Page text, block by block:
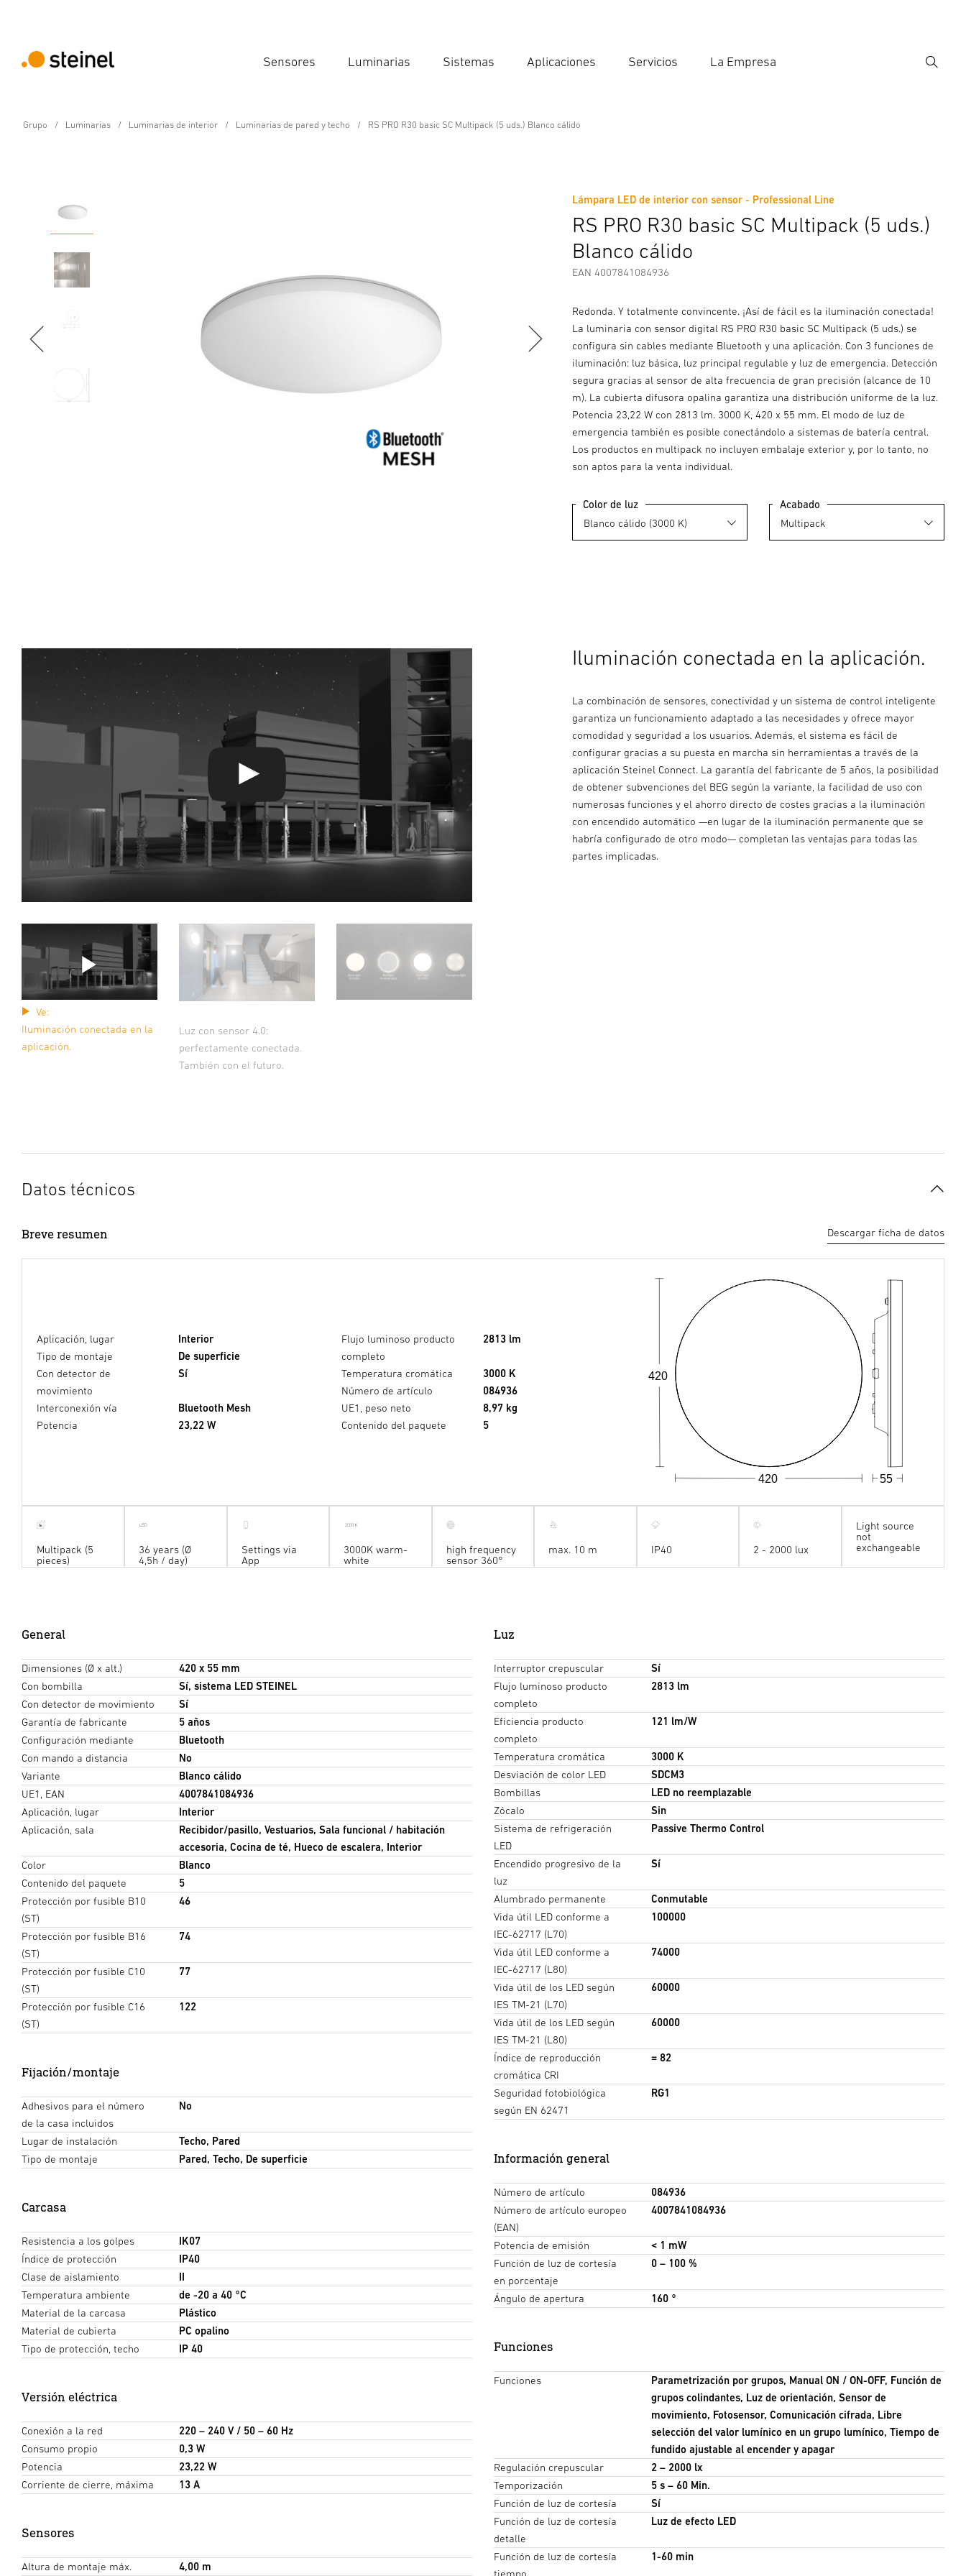
Sensores Luminarias Sistemas Aplicaciones Servicios La Empresa
Grupo Luminarias Luminarias de interior Luminarias de pared y techo RS PRO R30 basic SC Multipack (5 uds.) Blanco cálido
Lámpara LED de interior con sensor - Professional Line
RS PRO R30 basic SC Multipack (5 uds.)
Blanco cálido
EAN 4007841084936
Redonda. Y totalmente convincente. ¡Así de fácil es la iluminación conectada!
La luminaria con sensor digital RS PRO R30 basic SC Multipack (5 uds.) se
configura sin cables mediante Bluetooth y una aplicación. Con 3 funciones de
iluminación: luz básica, luz principal regulable y luz de emergencia. Detección
segura gracias al sensor de alta frecuencia de gran precisión (alcance de 10
m). La cubierta difusora opalina garantiza una distribución uniforme de la luz.
Potencia 23,22 W con 2813 lm. 3000 K, 420 x 55 mm. El modo de luz de
emergencia también es posible conectándolo a sistemas de batería central.
Los productos en multipack no incluyen embalaje exterior y, por lo tanto, no
son aptos para la venta individual.
Color de luz Acabado
Propiedades Instrucciones de Seguridad y Advertencias Información del fabricante Accesorios
Ve:
Iluminación conectada en la
aplicación.
Luz con sensor 4.0:
perfectamente conectada.
También con el futuro.
Iluminación conectada en la aplicación.
La combinación de sensores, conectividad y un sistema de control inteligente
garantiza un funcionamiento adaptado a las necesidades y ofrece mayor
comodidad y seguridad a los usuarios. Además, el sistema es fácil de
configurar gracias a su puesta en marcha sin herramientas a través de la
aplicación Steinel Connect. La garantía del fabricante de 5 años, la posibilidad
de obtener subvenciones del BEG según la variante, la facilidad de uso con
numerosas funciones y el ahorro directo de costes gracias a la iluminación
con encendido automático —en lugar de la iluminación permanente que se
habría configurado de otro modo— completan las ventajas para todas las
partes implicadas.
Datos técnicos
Breve resumen Descargar ficha de datos
Aplicación, lugar
Interior
Tipo de montaje
De superficie
Con detector de
movimiento
Sí
Interconexión vía
Bluetooth Mesh
Potencia
23,22 W
Flujo luminoso producto
completo
2813 lm
Temperatura cromática
3000 K
Número de artículo
084936
UE1, peso neto
8,97 kg
Contenido del paquete
5
55
420
420
5x
Multipack (5
pieces)
36 years (Ø
4,5h / day)
Settings via
App
3000K warm-
white
high frequency
sensor 360°
max. 10 m IP40 2 - 2000 lux
Light source
not
exchangeable
General
Dimensiones (Ø x alt.)
420 x 55 mm
Con bombilla
Sí, sistema LED STEINEL
Con detector de movimiento
Sí
Garantía de fabricante
5 años
Configuración mediante
Bluetooth
Con mando a distancia
No
Variante
Blanco cálido
UE1, EAN
4007841084936
Aplicación, lugar
Interior
Aplicación, sala
Recibidor/pasillo, Vestuarios, Sala funcional / habitación
accesoria, Cocina de té, Hueco de escalera, Interior
Color
Blanco
Contenido del paquete
5
Protección por fusible B10
(ST)
46
Protección por fusible B16
(ST)
74
Protección por fusible C10
(ST)
77
Protección por fusible C16
(ST)
122
Fijación/montaje
Adhesivos para el número
de la casa incluidos
No
Lugar de instalación
Techo, Pared
Tipo de montaje
Pared, Techo, De superficie
Carcasa
Resistencia a los golpes
IK07
Índice de protección
IP40
Clase de aislamiento
II
Temperatura ambiente
de -20 a 40 °C
Material de la carcasa
Plástico
Material de cubierta
PC opalino
Tipo de protección, techo
IP 40
Versión eléctrica
Conexión a la red
220 – 240 V / 50 – 60 Hz
Consumo propio
0,3 W
Potencia
23,22 W
Corriente de cierre, máxima
13 A
Sensores
Altura de montaje máx. 4,00 m
Luz
Interruptor crepuscular
Sí
Flujo luminoso producto
completo
2813 lm
Eficiencia producto
completo
121 lm/W
Temperatura cromática
3000 K
Desviación de color LED
SDCM3
Bombillas
LED no reemplazable
Zócalo
Sin
Sistema de refrigeración
LED
Passive Thermo Control
Encendido progresivo de la
luz
Sí
Alumbrado permanente
Conmutable
Vida útil LED conforme a
IEC-62717 (L70)
100000
Vida útil LED conforme a
IEC-62717 (L80)
74000
Vida útil de los LED según
IES TM-21 (L70)
60000
Vida útil de los LED según
IES TM-21 (L80)
60000
Índice de reproducción
cromática CRI
= 82
Seguridad fotobiológica
según EN 62471
RG1
Información general
Número de artículo
084936
Número de artículo europeo
(EAN)
4007841084936
Potencia de emisión
< 1 mW
Función de luz de cortesía
en porcentaje
0 – 100 %
Ángulo de apertura 160 °
Funciones
Funciones
Parametrización por grupos, Manual ON / ON-OFF, Función de
grupos colindantes, Luz de orientación, Sensor de
movimiento, Fotosensor, Comunicación cifrada, Libre
selección del valor lumínico en un grupo lumínico, Tiempo de
fundido ajustable al encender y apagar
Regulación crepuscular
2 – 2000 lx
Temporización
5 s – 60 Min.
Función de luz de cortesía
Sí
Función de luz de cortesía
detalle
Luz de efecto LED
Función de luz de cortesía
1-60 min